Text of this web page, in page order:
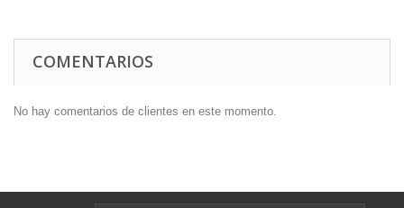
COMENTARIOS
No hay comentarios de clientes en este momento.